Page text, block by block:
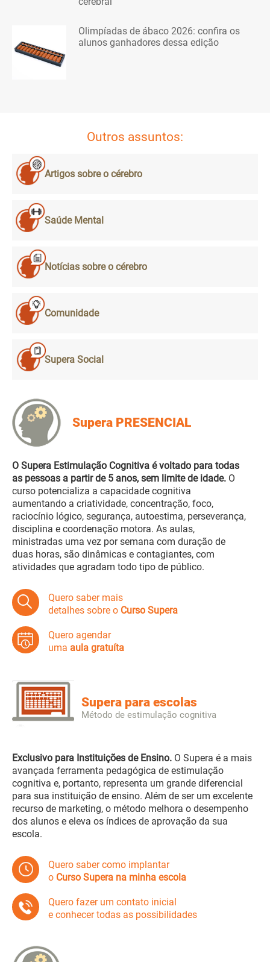
Olimpíadas de ábaco 2026: confira os
alunos ganhadores dessa edição
Outros assuntos:
Artigos sobre o cérebro
Saúde Mental
Notícias sobre o cérebro
Comunidade
Supera Social
Supera PRESENCIAL
O Supera Estimulação Cognitiva é voltado para todas
as pessoas a partir de 5 anos, sem limite de idade. O
curso potencializa a capacidade cognitiva
aumentando a criatividade, concentração, foco,
raciocínio lógico, segurança, autoestima, perseverança,
disciplina e coordenação motora. As aulas,
ministradas uma vez por semana com duração de
duas horas, são dinâmicas e contagiantes, com
atividades que agradam todo tipo de público.
Quero saber mais
detalhes sobre o Curso Supera
Quero agendar
uma aula gratuíta
Supera para escolas
Método de estimulação cognitiva
Exclusivo para Instituições de Ensino. O Supera é a mais
avançada ferramenta pedagógica de estimulação
cognitiva e, portanto, representa um grande diferencial
para sua instituição de ensino. Além de ser um excelente
recurso de marketing, o método melhora o desempenho
dos alunos e eleva os índices de aprovação da sua
escola.
Quero saber como implantar
o Curso Supera na minha escola
Quero fazer um contato inicial
e conhecer todas as possibilidades